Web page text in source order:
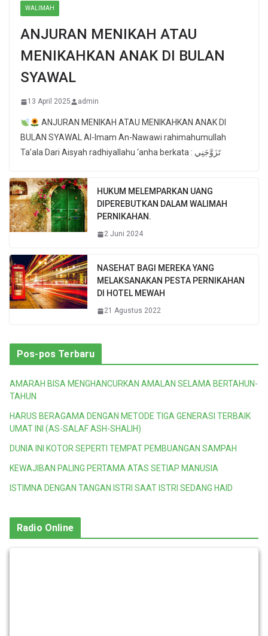
WALIMAH
ANJURAN MENIKAH ATAU
MENIKAHKAN ANAK DI BULAN
SYAWAL
13 April 2025 admin
ANJURAN MENIKAH ATAU MENIKAHKAN ANAK DI
BULAN SYAWAL Al-Imam An-Nawawi rahimahumullah
Ta’ala Dari Aisyah radhiyallahu ‘anha berkata : تَزَوَّجَنِي
HUKUM MELEMPARKAN UANG
DIPEREBUTKAN DALAM WALIMAH
PERNIKAHAN.
2 Juni 2024
NASEHAT BAGI MEREKA YANG
MELAKSANAKAN PESTA PERNIKAHAN
DI HOTEL MEWAH
21 Agustus 2022
Pos-pos Terbaru
AMARAH BISA MENGHANCURKAN AMALAN SELAMA BERTAHUN-
TAHUN
HARUS BERAGAMA DENGAN METODE TIGA GENERASI TERBAIK
UMAT INI (AS-SALAF ASH-SHALIH)
DUNIA INI KOTOR SEPERTI TEMPAT PEMBUANGAN SAMPAH
KEWAJIBAN PALING PERTAMA ATAS SETIAP MANUSIA
ISTIMNA DENGAN TANGAN ISTRI SAAT ISTRI SEDANG HAID
Radio Online